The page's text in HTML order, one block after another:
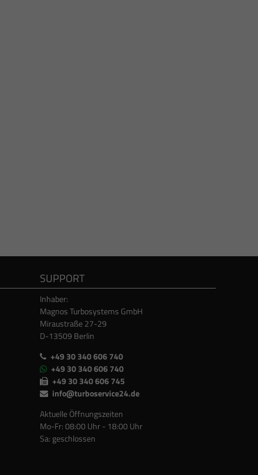
SUPPORT
Inhaber:
Magnos Turbosystems GmbH
Miraustraße 27-29
D-13509 Berlin
+49 30 340 606 740
+49 30 340 606 740
+49 30 340 606 745
info@turboservice24.de
Aktuelle Öffnungszeiten
Mo-Fr: 08:00 Uhr - 18:00 Uhr
Sa: geschlossen